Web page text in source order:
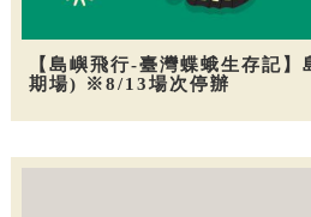
【島嶼飛行-臺灣蝶蛾生存記
期場) ※8/13場次停辦